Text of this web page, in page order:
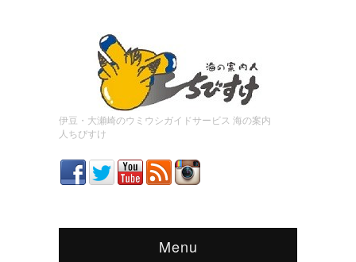
伊豆・大瀬崎のウミウシガイドサービス 海の案内
人ちびすけ
Menu